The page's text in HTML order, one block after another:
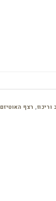
, רצף האוטיזם